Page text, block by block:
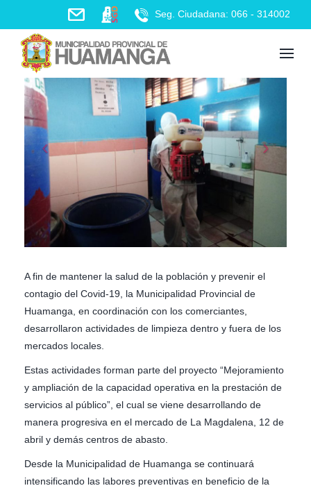
content
Seg. Ciudadana: 066 - 314002
A fin de mantener la salud de la población y prevenir el
contagio del Covid-19, la Municipalidad Provincial de
Huamanga, en coordinación con los comerciantes,
desarrollaron actividades de limpieza dentro y fuera de los
mercados locales.
Estas actividades forman parte del proyecto “Mejoramiento
y ampliación de la capacidad operativa en la prestación de
servicios al público”, el cual se viene desarrollando de
manera progresiva en el mercado de La Magdalena, 12 de
abril y demás centros de abasto.
Desde la Municipalidad de Huamanga se continuará
intensificando las labores preventivas en beneficio de la